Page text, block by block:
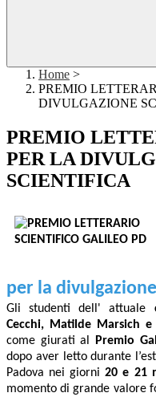
Home >
PREMIO
DIVULGAZIONE
PREMIO
PER LA
SCIENTIFICA
per la
Gli studenti dell' attuale
Cecchi, Matilde Marsich
come giurati al
Premio
dopo aver letto durante
Padova nei giorni20 e 21
momento di grande valore